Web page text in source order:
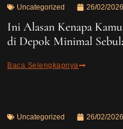
Uncategorized 26/02/2026
Ini Alasan Kenapa
di Depok Minimal
Baca Selengkapnya
Uncategorized 26/02/2026